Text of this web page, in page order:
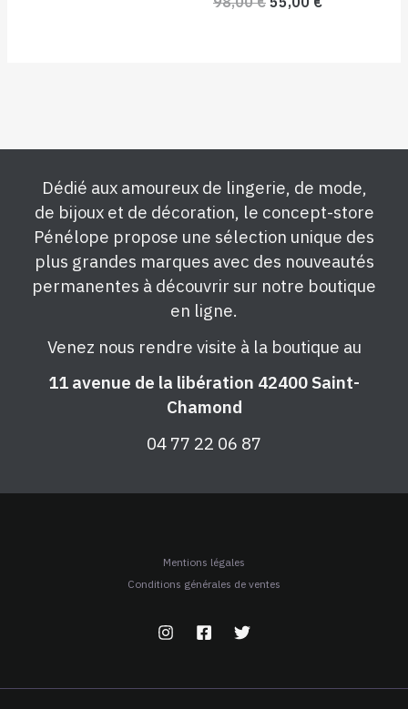
Dédié aux amoureux de lingerie, de mode,
de bijoux et de décoration, le concept-store
Pénélope propose une sélection unique des
plus grandes marques avec des nouveautés
permanentes à découvrir sur notre boutique
en ligne.
Venez nous rendre visite à la boutique au
11 avenue de la libération 42400 Saint-
Chamond
04 77 22 06 87
Mentions légales
Conditions générales de ventes